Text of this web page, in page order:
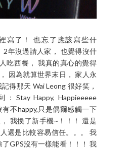
2年沒過請人家， 也覺得沒什
吃西餐， 我真的真心的覺得
因為就算世界末日， 家人永
得那天 Wai Leong 很好笑，
Stay Happy, Happieeeee
有不happy,只是偶爾感觸一下
我換了新手機~！！！ 還是
還是比較容易信任。。。 我
GPS沒有一樣能看！！！ 我
+ Games + Music. 它還是